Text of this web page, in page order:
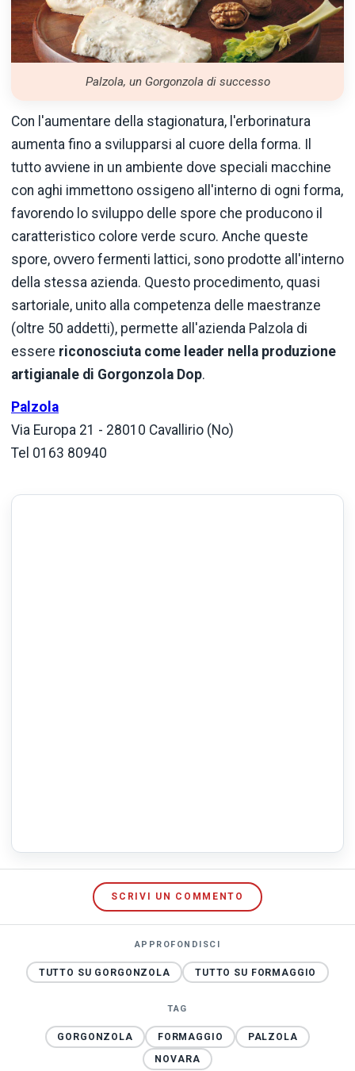
Palzola, un Gorgonzola di successo
Con l'aumentare della stagionatura, l'erborinatura
aumenta fino a svilupparsi al cuore della forma. Il
tutto avviene in un ambiente dove speciali macchine
con aghi immettono ossigeno all'interno di ogni forma,
favorendo lo sviluppo delle spore che producono il
caratteristico colore verde scuro. Anche queste
spore, ovvero fermenti lattici, sono prodotte all'interno
della stessa azienda. Questo procedimento, quasi
sartoriale, unito alla competenza delle maestranze
(oltre 50 addetti), permette all'azienda Palzola di
essere riconosciuta come leader nella produzione
artigianale di Gorgonzola Dop.
Palzola
Via Europa 21 - 28010 Cavallirio (No)
Tel 0163 80940
SCRIVI UN COMMENTO
APPROFONDISCI
TUTTO SU GORGONZOLA TUTTO SU FORMAGGIO
TAG
GORGONZOLA FORMAGGIO
PALZOLA
NOVARA